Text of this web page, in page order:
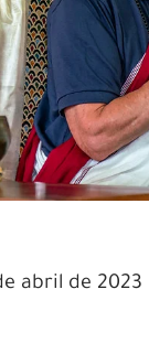
abril de 2023